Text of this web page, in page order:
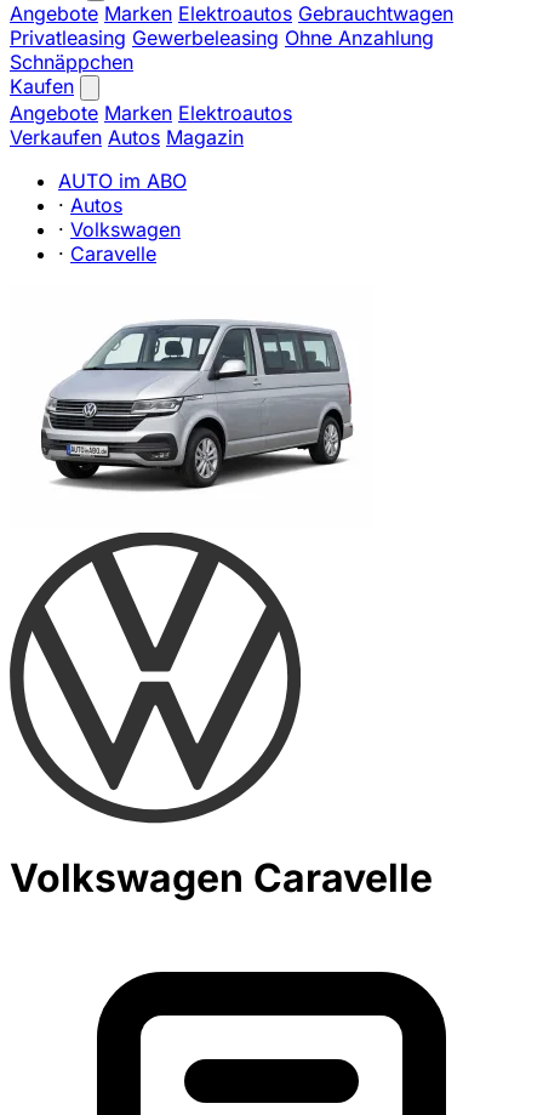
Angebote Marken Elektroautos Gebrauchtwagen
Privatleasing Gewerbeleasing Ohne Anzahlung
Schnäppchen
Kaufen
Angebote Marken Elektroautos
Verkaufen Autos Magazin
AUTO im ABO
· Autos
· Volkswagen
· Caravelle
Volkswagen Caravelle